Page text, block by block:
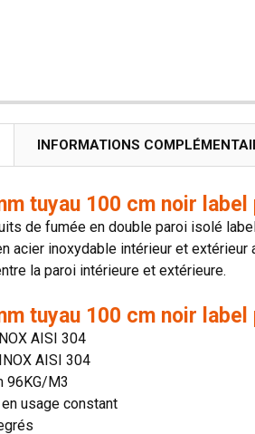
INFORMATIONS
tuyau 100 cm noir
de fumée en double paroi isolé
acier inoxydable intérieur et
la paroi intérieure et extérieure.
tuyau 100 cm noir
AISI 304
AISI 304
96KG/M3
usage constant